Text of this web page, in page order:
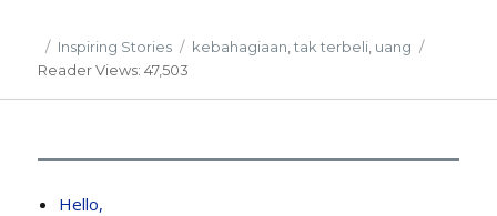
Posted
on
Categories
Inspiring Stories Tags
kebahagiaan ,tak terbeli uang
ReaderViews: 47,503
Hello,